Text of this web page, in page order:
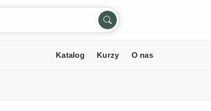
Katalog Kurzy O nas